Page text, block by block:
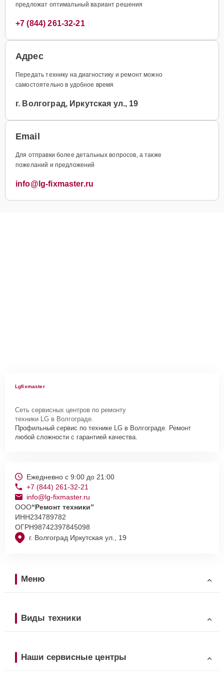
предложат оптимальный вариант решения
+7 (844) 261-32-21
Адрес
Передать технику на диагностику и ремонт можно
самостоятельно в удобное время
г. Волгоград, Иркутская ул., 19
Email
Для отправки более детальных вопросов, а также
пожеланий и предложений
info@lg-fixmaster.ru
Lgfixmaster
Сеть сервисных центров по ремонту
техники LG в Волгограде.
Профильный сервис по технике LG в Волгограде. Ремонт
любой сложности с гарантией качества.
г. Волгоград Иркутская ул., 19
Ежедневно с 9:00 до 21:00
+7 (844) 261-32-21
info@lg-fixmaster.ru
ООО“Ремонт техники”
ИНН234789782
ОГРН98742397845098
Меню
Виды техники
Наши сервисные центры